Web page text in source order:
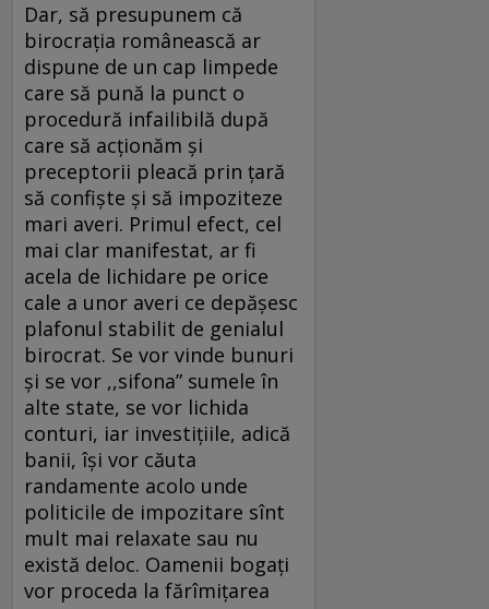
Dar, să presupunem că
birocraţia românească ar
dispune de un cap limpede
care să pună la punct o
procedură infailibilă după
care să acţionăm şi
preceptorii pleacă prin ţară
să confişte şi să impoziteze
mari averi. Primul efect, cel
mai clar manifestat, ar fi
acela de lichidare pe orice
cale a unor averi ce depăşesc
plafonul stabilit de genialul
birocrat. Se vor vinde bunuri
şi se vor ,,sifona” sumele în
alte state, se vor lichida
conturi, iar investiţiile, adică
banii, îşi vor căuta
randamente acolo unde
politicile de impozitare sînt
mult mai relaxate sau nu
există deloc. Oamenii bogaţi
vor proceda la fărîmiţarea